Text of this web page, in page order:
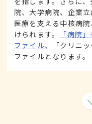
院、大学病院、企業
医療を支える中核病
けられます。
「病院
ファイル、「クリニ
ファイルとなります。